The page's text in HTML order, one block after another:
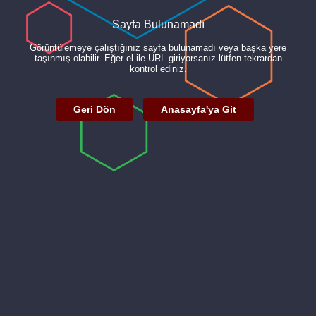
Sayfa Bulunamadı
Görüntülemeye çalıştığınız sayfa bulunamadı veya başka yere
taşınmış olabilir. Eğer el ile URL giriyorsanız lütfen tekrardan
kontrol ediniz.
Geri Dön Anasayfa'ya Git